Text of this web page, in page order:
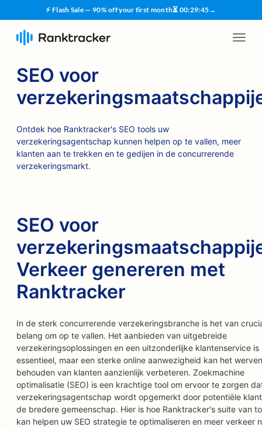
⚡ Flash Sale — 90% off your first month⏳ 00:29:45→
SEO voor
Ontdek hoe Ranktracker's SEO tools uw
verzekeringsagentschap kunnen helpen op te vallen, meer
klanten aan te trekken en te gedijen in de concurrerende
verzekeringsmarkt.
SEO voor
Verkeer genereren met
Ranktracker
In de sterk concurrerende verzekeringsbranche is het van
belang om op te vallen. Het aanbieden van uitgebreide
verzekeringsoplossingen en een uitzonderlijke klantenservice is
essentieel, maar een sterke online aanwezigheid kan het
behouden van klanten aanzienlijk verbeteren. Zoekmachine
optimalisatie (SEO) is een krachtige tool om ervoor te zorgen
verzekeringsagentschap wordt opgemerkt door potentiële
de bredere gemeenschap. Hier is hoe Ranktracker's suite van
kan helpen uw SEO strategie te optimaliseren en meer verkeer